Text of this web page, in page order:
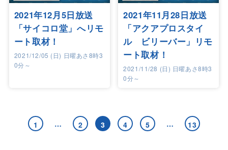
2021年12月5日放送
「サイコロ堂」へリモ
ート取材！
2021/12/05 (日) 日曜あさ8時3
0分～
2021年11月28日放送
「アクアプロスタイ
ル ビリーバー」リモ
ート取材！
2021/11/28 (日) 日曜あさ8時3
0分～
1 … 2 3 4 5 … 13